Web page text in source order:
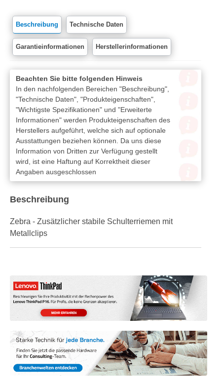
Beschreibung Technische Daten
Garantieinformationen Herstellerinformationen
Beachten Sie bitte folgenden Hinweis
In den nachfolgenden Bereichen "Beschreibung",
"Technische Daten", "Produkteigenschaften",
"Wichtigste Spezifikationen" und "Erweiterte
Informationen" werden Produkteigenschaften des
Herstellers aufgeführt, welche sich auf optionale
Ausstattungen beziehen können. Da uns diese
Information von Dritten zur Verfügung gestellt
wird, ist eine Haftung auf Korrektheit dieser
Angaben ausgeschlossen
Beschreibung
Zebra - Zusätzlicher stabile Schulterriemen mit
Metallclips